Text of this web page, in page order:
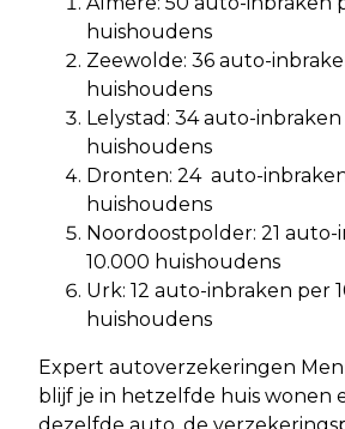
huishoudens
Zeewolde: 36 auto-
huishoudens
Lelystad: 34 auto-inbraken
huishoudens
Dronten: 24 auto-
huishoudens
Noordoostpolder: 21
10.000 huishoudens
Urk: 12 auto-inbraken per
huishoudens
Expert autoverzekeringen
blijf je in hetzelfde huis wonen
dezelfde auto, de